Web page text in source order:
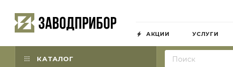
АКЦИИ УСЛУГИ
КАТАЛОГ